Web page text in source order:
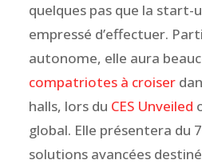
quelques pas que la start-
empressé d’effectuer.
autonome, elle aura
compatriotes à croiser
halls, lors du CES Unveiled
global. Elle présentera du
solutions avancées